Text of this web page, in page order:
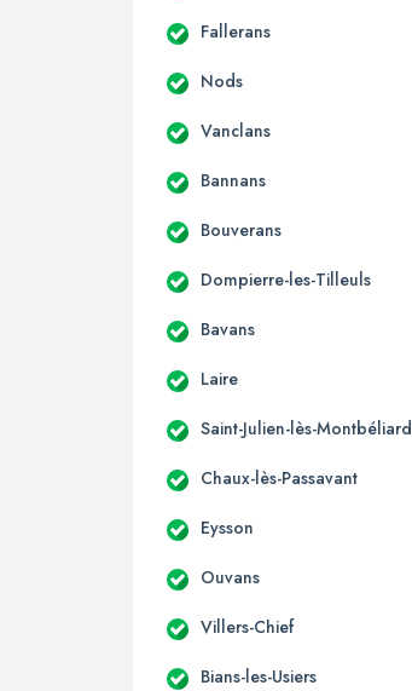
Fallerans
Nods
Vanclans
Bannans
Bouverans
Dompierre-les-Tilleuls
Bavans
Laire
Saint-Julien-lès-Montbéliard
Chaux-lès-Passavant
Eysson
Ouvans
Villers-Chief
Bians-les-Usiers